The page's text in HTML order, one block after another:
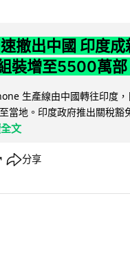
撤出中國 印度成
裝增至5500萬部
生產線由中國轉往印度
當地。印度政府推出關稅豁
文
分享